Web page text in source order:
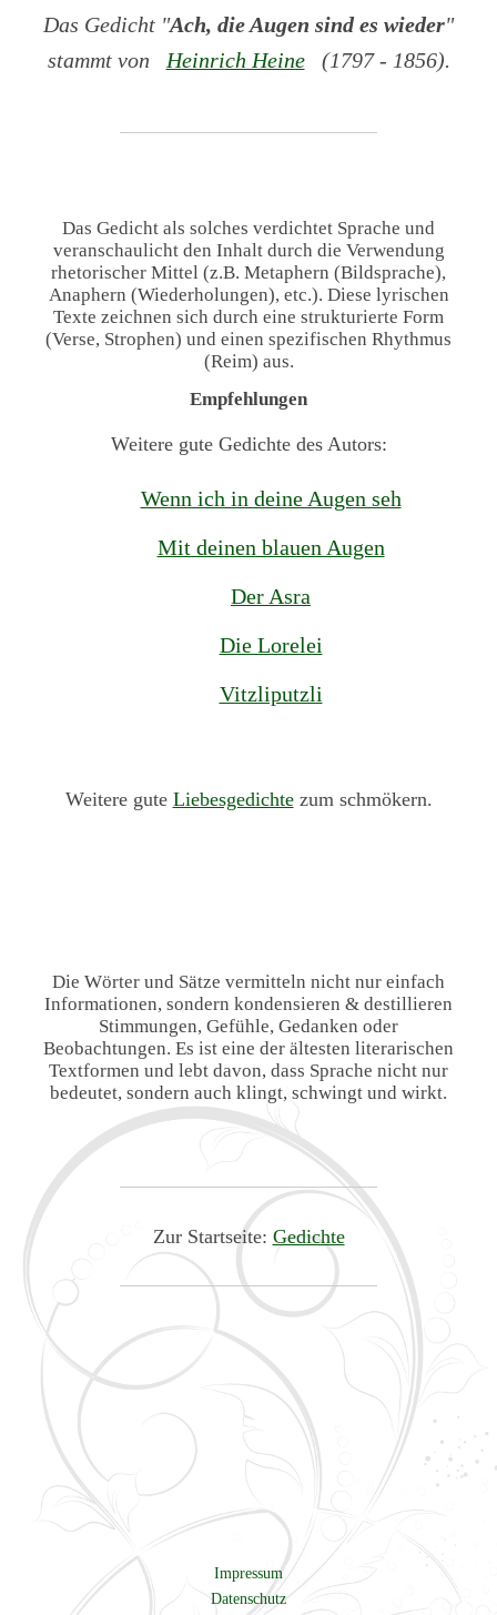
Das Gedicht "Ach, die Augen sind es wieder"
stammt von
Heinrich Heine(1797 - 1856).
Das Gedicht als solches verdichtet Sprache und
veranschaulicht den Inhalt durch die Verwendung
rhetorischer Mittel (z.B. Metaphern (Bildsprache),
Anaphern (Wiederholungen), etc.). Diese lyrischen
Texte zeichnen sich durch eine strukturierte Form
(Verse, Strophen) und einen spezifischen Rhythmus
(Reim) aus.
Empfehlungen
Weitere gute Gedichte des Autors:
Wenn ich in deine Augen seh
Mit deinen blauen Augen
Der Asra
Die Lorelei
Vitzliputzli
Weitere gute Liebesgedichtezum schmökern.
Die Wörter und Sätze vermitteln nicht nur einfach
Informationen, sondern kondensieren & destillieren
Stimmungen, Gefühle, Gedanken oder
Beobachtungen. Es ist eine der ältesten literarischen
Textformen und lebt davon, dass Sprache nicht nur
bedeutet, sondern auch klingt, schwingt und wirkt.
Zur Startseite: Gedichte
Impressum
Datenschutz